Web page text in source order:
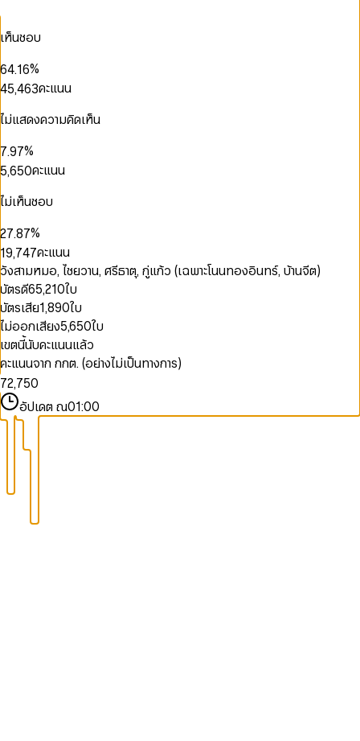
เห็นชอบ
2
4
6
7
8
9
2
4
5
6
7
8
9
.1
2
3
4
5
6
7
8
4
6
7
8
9
%
0
1
3
4
6
8
9
1
2
4
5
7
9
,
1
3
4
6
8
9
3
4
5
6
8
0
1
2
3
5
7
9
คะแนน
ไม่แสดงความคิดเห็น
1
2
3
5
7
8
9
.
1
3
4
5
7
9
1
2
3
5
7
8
9
%
0
1
2
4
5
7
9
,
0
1
2
3
5
6
8
0
2
4
5
7
9
0
2
4
5
6
7
8
9
คะแนน
ไม่เห็นชอบ
0
2
3
4
5
6
7
8
9
1
2
3
5
7
8
9
.
0
2
3
4
6
8
9
1
2
3
5
7
8
9
%
1
2
3
4
5
6
7
8
9
0
2
3
4
5
6
8
9,
0
1
2
3
4
6
7
8
9
0
1
3
4
5
6
7
8
9
0
1
2
4
5
6
7
8
9
คะแนน
วังสามหมอ, ไชยวาน, ศรีธาตุ, กู่แก้ว (เฉพาะโนนทองอินทร์, บ้านจีต)
บัตรดี65,210ใบ
บัตรเสีย1,890ใบ
ไม่ออกเสียง5,650ใบ
เขตนี้นับคะแนนแล้ว
คะแนนจาก กกต. (อย่างไม่เป็นทางการ)
0
1
2
3
4
5
6
7
8
9
0
1
2
3
4
5
,
0
1
2
3
4
5
6
7
8
9
0
1
2
3
4
5
6
7
8
0
1
2
5
อัปเดต ณ01:00